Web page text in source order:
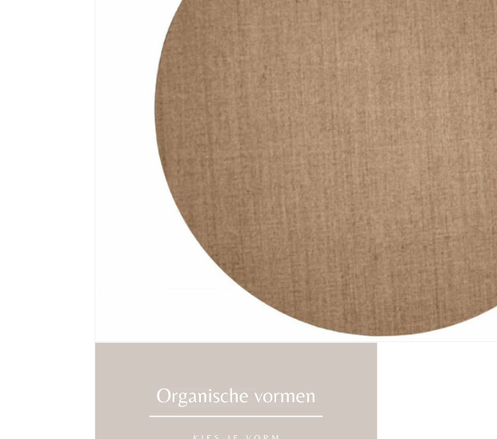
Media 1 openen in modaal